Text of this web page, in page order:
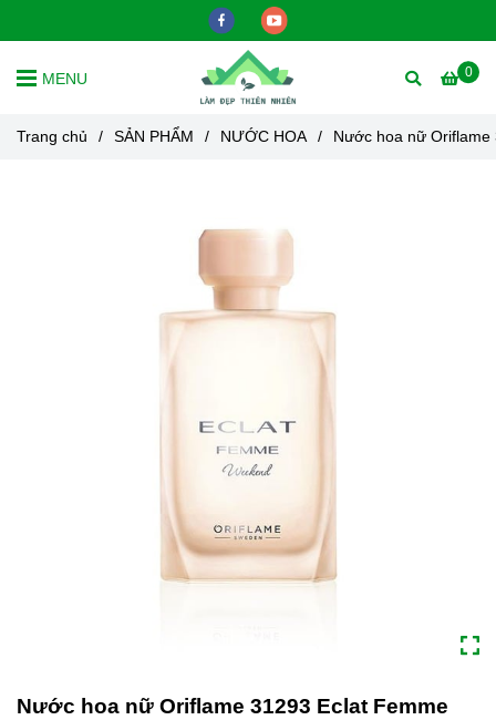
0
MENU
Trang chủ / SẢN PHẨM / NƯỚC HOA / Nước hoa nữ Oriflame
Nước hoa nữ Oriflame 31293 Eclat Femme